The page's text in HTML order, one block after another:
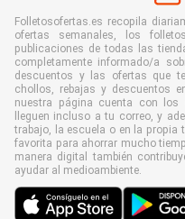
Folletosofertas.es recopila
ofertas semanales, los
publicaciones de todas las
completamente informado/a
descuentos y las ofertas que
chollos, rebajas y descuentos
nuestra página cuenta con
lleguen incluso a tu correo, y
trabajo, la escuela o en la propia
favorita para ahorrar mucho
manera digital también
ayudar al medioambiente.